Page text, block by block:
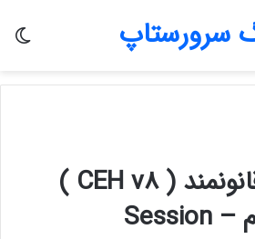
سرورستاپ
آموزش هک قانونمند ( CEH v8 )
قسمت یازدهم – Session